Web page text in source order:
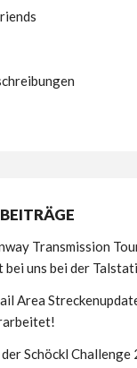
Transmission
bei uns bei der
Area
Schöckl Challenge